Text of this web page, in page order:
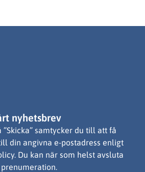
nyhetsbrev
samtycker du till att få
din angivna e-postadress enligt
Du kan när som helst avsluta